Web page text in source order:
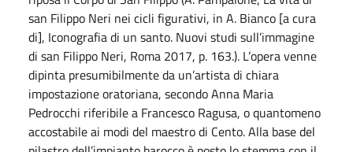
san Filippo Neri nei cicli figurativi, in A. Bianco [a cura
di], Iconografia di un santo. Nuovi studi sull’immagine
di san Filippo Neri, Roma 2017, p. 163.). L’opera venne
dipinta presumibilmente da un’artista di chiara
impostazione oratoriana, secondo Anna Maria
Pedrocchi riferibile a Francesco Ragusa, o quantomeno
accostabile ai modi del maestro di Cento. Alla base del